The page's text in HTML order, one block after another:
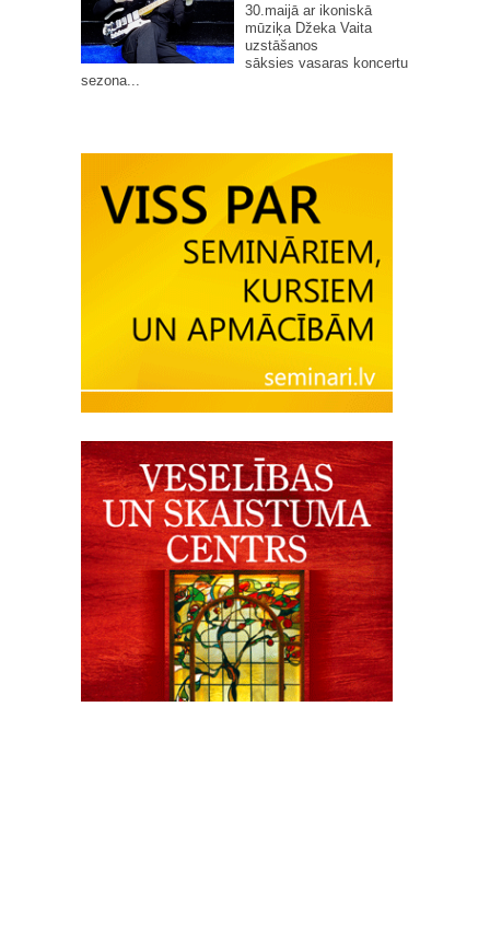
30.maijā ar ikoniskā
mūziķa Džeka Vaita
uzstāšanos
sāksies vasaras koncertu
sezona...